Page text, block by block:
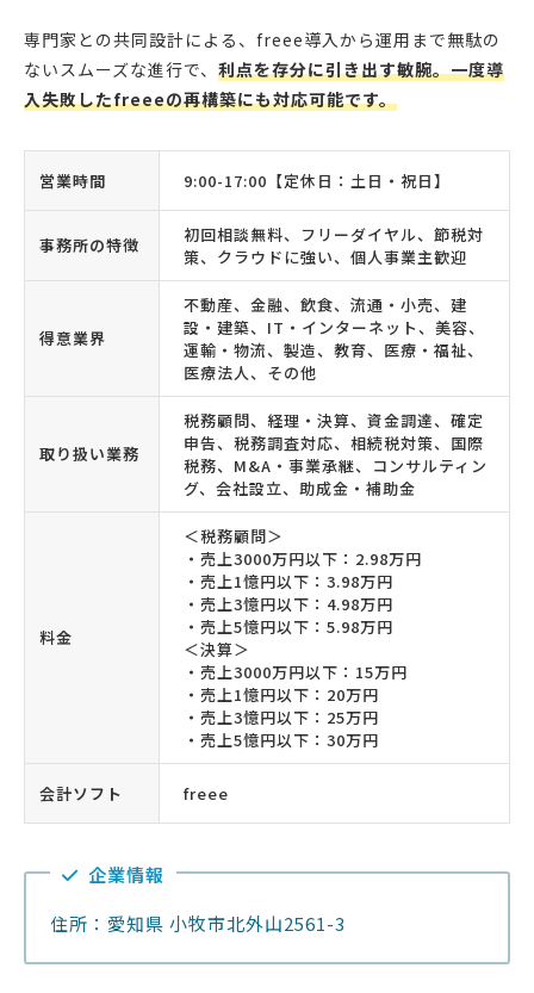
専門家との共同設計による、freee導入から運用まで無駄の
ないスムーズな進行で、 利点を存分に引き出す敏腕。一度導
入失敗したfreeeの再構築にも対応可能です。
営業時間 9:00-17:00【定休日：土日・祝日】
事務所の特徴
初回相談無料、フリーダイヤル、節税対
策、クラウドに強い、個人事業主歓迎
得意業界
不動産、金融、飲食、流通・小売、建
設・建築、IT・インターネット、美容、
運輸・物流、製造、教育、医療・福祉、
医療法人、その他
取り扱い業務
税務顧問、経理・決算、資金調達、確定
申告、税務調査対応、相続税対策、国際
税務、M&A・事業承継、コンサルティン
グ、会社設立、助成金・補助金
料金
＜税務顧問＞
・売上3000万円以下：2.98万円
・売上1憶円以下：3.98万円
・売上3憶円以下：4.98万円
・売上5憶円以下：5.98万円
＜決算＞
・売上3000万円以下：15万円
・売上1憶円以下：20万円
・売上3憶円以下：25万円
・売上5憶円以下：30万円
会計ソフト freee
企業情報
住所：愛知県 小牧市北外山2561-3